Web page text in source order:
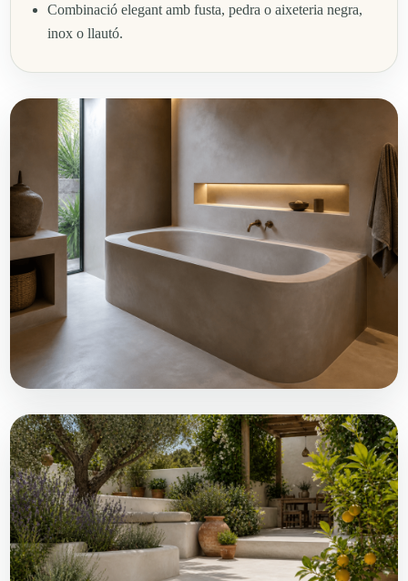
Combinació elegant amb fusta, pedra o aixeteria negra,
inox o llautó.